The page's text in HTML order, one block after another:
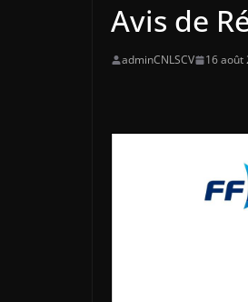
Avis de
adminCNLSCV 16 août